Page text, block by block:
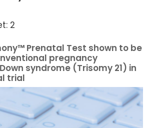
2
Prenatal Test shown to be
pregnancy
syndrome (Trisomy 21) in
trial